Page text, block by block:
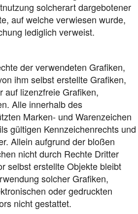
solcherart dargebotener
auf welche verwiesen wurde,
lediglich verweist.
der verwendeten Grafiken,
ihm selbst erstellte Grafiken,
auf lizenzfreie Grafiken,
Alle innerhalb des
Marken- und Warenzeichen
gültigen Kennzeichenrechts und
Allein aufgrund der bloßen
nicht durch Rechte Dritter
selbst erstellte Objekte bleibt
solcher Grafiken,
oder gedruckten
nicht gestattet.